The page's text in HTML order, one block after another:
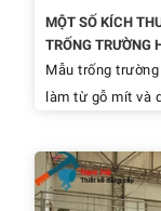
MỘT SỐ KÍCH
TRỐNG TRƯỜNG
Mẫu trống
làm từ gỗ mít và